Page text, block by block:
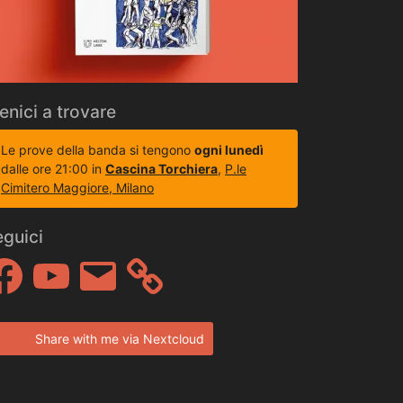
a trovare
Le prove della banda si tengono ogni lunedì
dalle ore 21:00 in Cascina Torchiera, P.le
Cimitero Maggiore, Milano
Email
Share with me via Nextcloud